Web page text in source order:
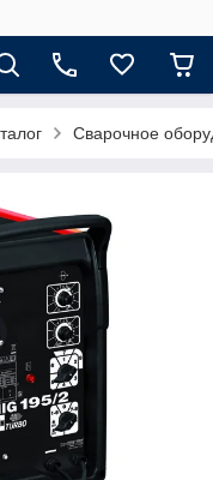
Сварочное